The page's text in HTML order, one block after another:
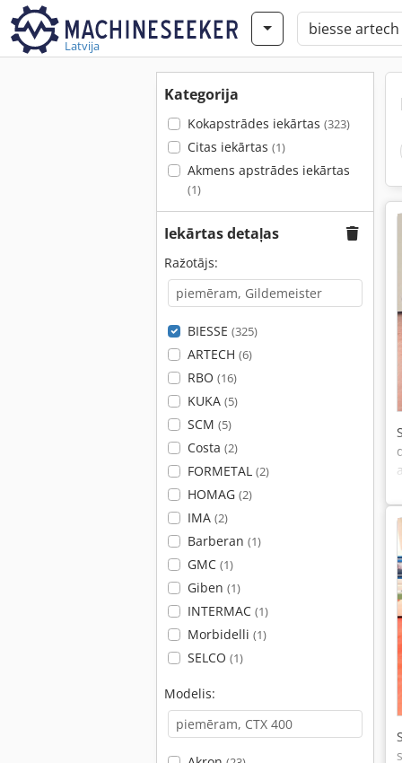
Latvija
Kategorija
Kokapstrādes iekārtas (323)
Citas iekārtas (1)
Akmens apstrādes iekārtas
(1)
Iekārtas detaļas
Ražotājs:
BIESSE (325)
ARTECH (6)
RBO (16)
KUKA (5)
SCM (5)
Costa (2)
FORMETAL (2)
HOMAG (2)
IMA (2)
Barberan (1)
GMC (1)
Giben (1)
INTERMAC (1)
Morbidelli (1)
SELCO (1)
Modelis: